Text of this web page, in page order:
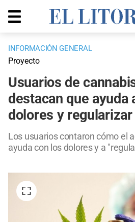
INFORMACIÓN GENERAL
Proyecto
Usuarios de
destacan que ayuda
dolores y
Los usuarios contaron cómo el
ayuda con los dolores y a